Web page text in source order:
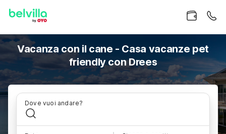
Vacanza con il cane - Casa vacanze pet
friendly con Drees
Dove vuoi andare?